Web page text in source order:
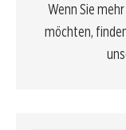
Wenn Sie
möchten,